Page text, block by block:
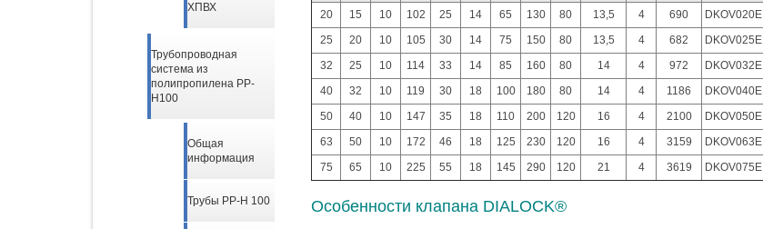
20
15 10 102 25 14 65 130 80 13,5 4 690 DKOV020E
25
20 10 105 30 14 75 150 80 13,5 4 682 DKOV025E
32
25 10 114 33 14 85 160 80 14 4 972 DKOV032E
40
32 10 119 30 18 100 180 80 14 4 1186 DKOV040E
50
40 10 147 35 18 110 200 120 16 4 2100 DKOV050E
63
50 10 172 46 18 125 230 120 16 4 3159 DKOV063E
75
65 10 225 55 18 145 290 120 21 4 3619 DKOV075E
Особенности клапана DIALOCK®
ХПВХ
Трубопроводная
система из
полипропилена PP-
H100
Общая
информация
Трубы PP-H 100